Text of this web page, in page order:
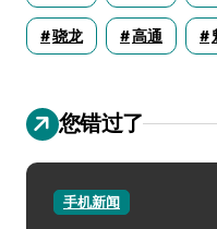
骁龙 高通
您错过了
手机新闻